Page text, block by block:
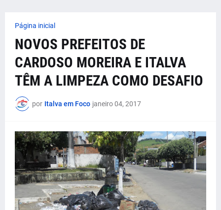
Página inicial
NOVOS PREFEITOS DE
CARDOSO MOREIRA E ITALVA
TÊM A LIMPEZA COMO DESAFIO
por Italva em Foco janeiro 04, 2017